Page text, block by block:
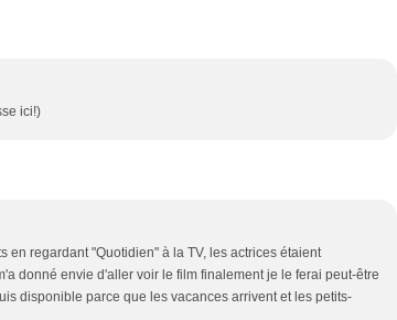
ici!)
en regardant "Quotidien" à la TV, les actrices étaient
donné envie d'aller voir le film finalement je le ferai peut-être
disponible parce que les vacances arrivent et les petits-